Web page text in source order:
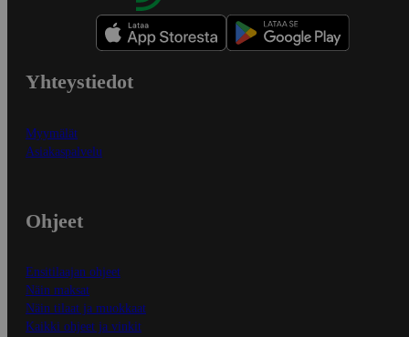
Yhteystiedot
Myymälät
Asiakaspalvelu
Ohjeet
Ensitilaajan ohjeet
Näin maksat
Näin tilaat ja muokkaat
Kaikki ohjeet ja vinkit